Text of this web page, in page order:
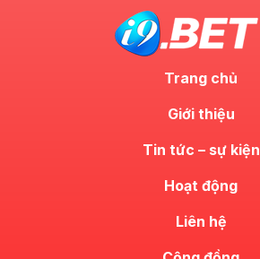
Trang chủ
Giới thiệu
Tin tức – sự kiện
Hoạt động
Liên hệ